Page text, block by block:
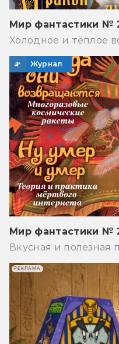
Мир фантастики №
Холодное и тёплое
Журнал
Мир фантастики №
Вкусная и полезная
РЕКЛАМА